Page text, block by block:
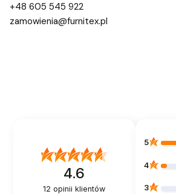
+48 605 545 922
zamowienia@furnitex.pl
4.6
12 opinii klientów
5
4
3